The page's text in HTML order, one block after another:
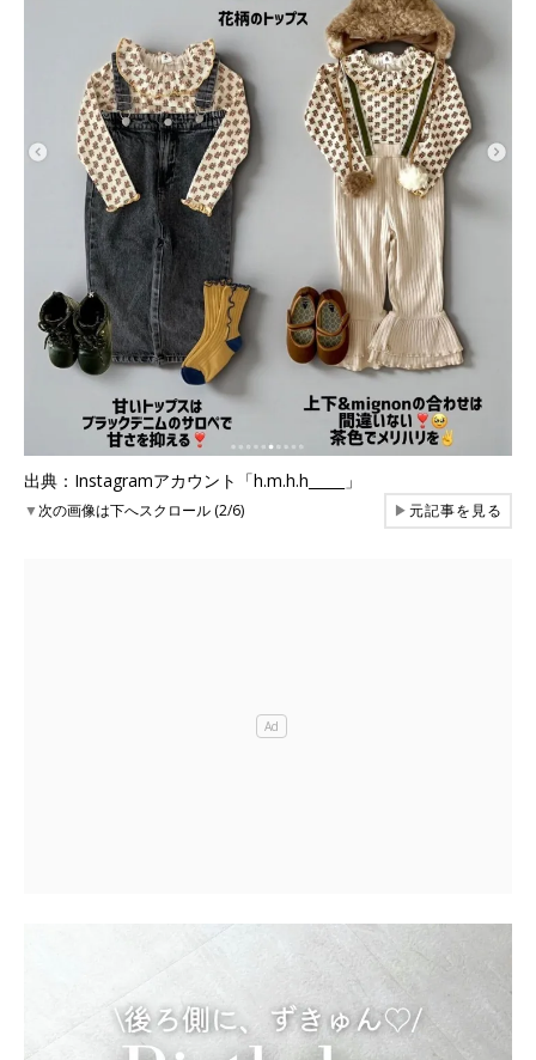
出典：Instagramアカウント「h.m.h.h_____」
▼次の画像は下へスクロール (2/6) ▶元記事を見る